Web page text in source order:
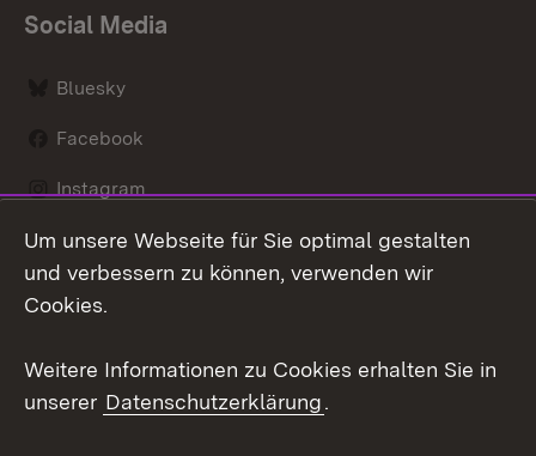
Social Media
Bluesky
Facebook
Instagram
LinkedIn
Um unsere Webseite für Sie optimal gestalten
und verbessern zu können, verwenden wir
Cookies.
Weitere Informationen zu Cookies erhalten Sie in
unserer Datenschutzerklärung.